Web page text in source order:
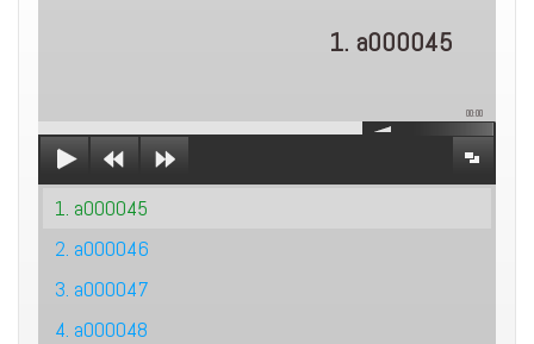
1. a000045
00:00
1. a000045
2. a000046
3. a000047
4. a000048